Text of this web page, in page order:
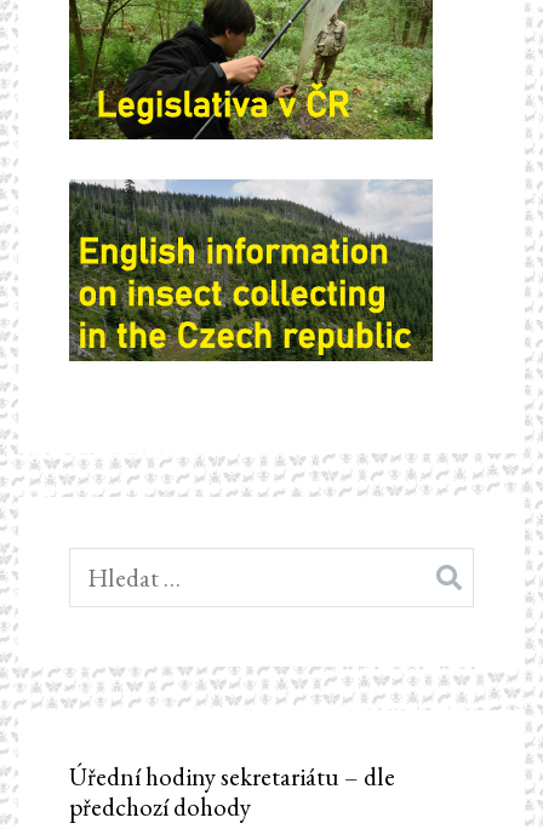
Vyhledávání
Úřední hodiny sekretariátu – dle
předchozí dohody